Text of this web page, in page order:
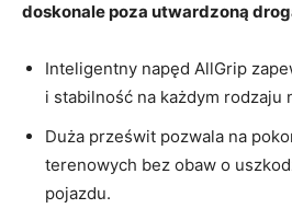
doskonale poza utwardzoną
Inteligentny napęd ‌AllGrip
i stabilność na każdym ⁢rodzaju
Duża⁤ prześwit pozwala na
terenowych bez obaw o
pojazdu.